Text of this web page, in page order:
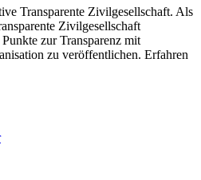
Transparente Zivilgesellschaft. Als
Zivilgesellschaft
zur Transparenz mit
zu veröffentlichen. Erfahren